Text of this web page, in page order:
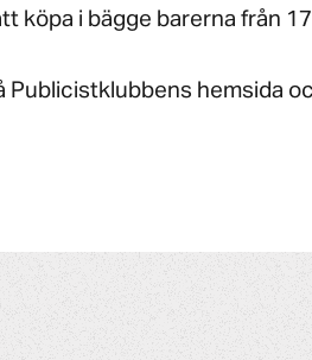
köpa i bägge barerna från
Publicistklubbens hemsida